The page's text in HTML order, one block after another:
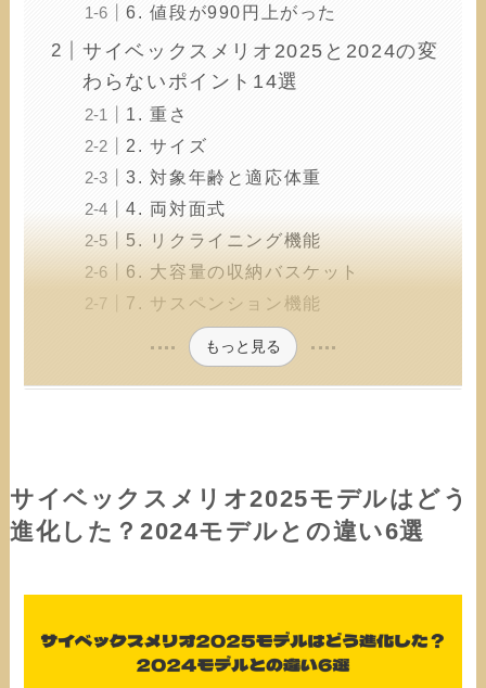
6. 値段が990円上がった
サイベックスメリオ2025と2024の変
わらないポイント14選
1. 重さ
2. サイズ
3. 対象年齢と適応体重
4. 両対面式
5. リクライニング機能
6. 大容量の収納バスケット
7. サスペンション機能
もっと見る
サイベックスメリオ2025モデルはどう
進化した？2024モデルとの違い6選